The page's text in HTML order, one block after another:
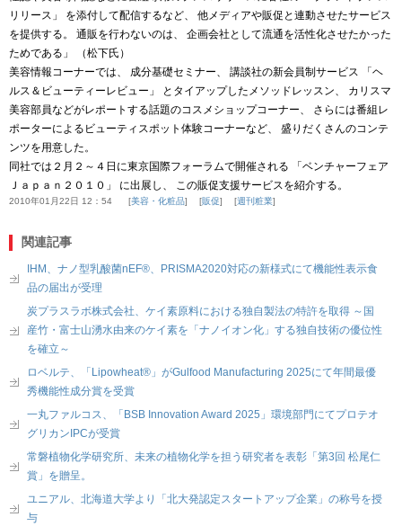
リリース」 を添付して配信するなど、 他メディアや販促と連動させたサービス
を提供する。 通販を行わないのは、 企画会社として流通を活性化させたかった
ためである」 （松下氏）
美容情報コーナーでは、 成分基礎セミナー、 講談社の新会員制サービス 「ヘ
ルス＆ビューティーレビュー」 とタイアップしたメソッドレッスン、 カリスマ
美容部員などがレポートする話題のコスメショップコーナー、 さらには番組レ
ポーターによるビューティスポット体験コーナーなど、 盛りだくさんのコンテ
ンツを用意した。
同社では２月２～４日に東京国際フォーラムで開催される 「ベンチャーフェア
Ｊａｐａｎ２０１０」 に出展し、 この販促支援サービスを紹介する。
2010年01月22日 12：54 美容・化粧品 販促 週刊粧業
関連記事
IHM、ナノ型乳酸菌nEF®、PRISMA2020対応の新様式にて機能性表示食
品の届出が受理
炭プラスラボ株式会社、ケイ素原料における独自製法の特許を取得 ～国
産竹・富士山湧水由来のケイ素を「ナノイオン化」する独自技術の優位性
を確立～
ロベルテ、「Lipowheat®」がGulfood Manufacturing 2025にて年間最優
秀機能性成分賞を受賞
一丸ファルコス、「BSB Innovation Award 2025」環境部門にてプロテオ
グリカンIPCが受賞
常磐植物化学研究所、未来の植物化学を担う研究者を表彰「第3回 松尾仁
賞」を贈呈。
ユニアル、北海道大学より「北大発認定スタートアップ企業」の称号を授
与